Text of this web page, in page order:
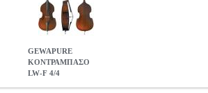
GEWAPURE
ΚΟΝΤΡΑΜΠΑΣΟ
LW-F 4/4